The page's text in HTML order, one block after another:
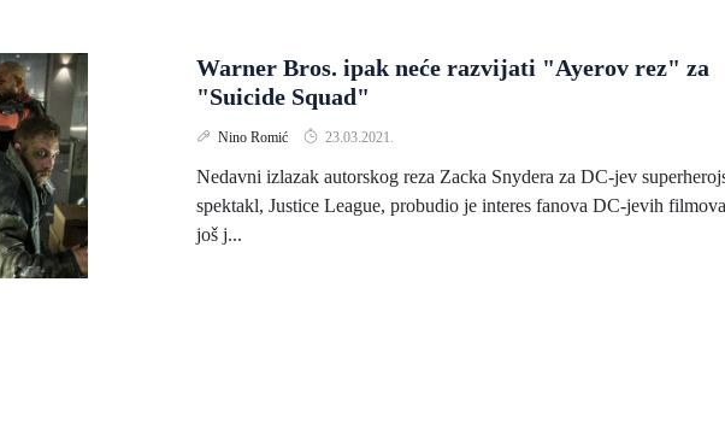
Warner Bros. ipak neće razvijati "Ayerov rez" za
"Suicide Squad"
Nino Romić 23.03.2021.
Nedavni izlazak autorskog reza Zacka Snydera za DC-jev
spektakl, Justice League, probudio je interes fanova DC-jevih
još j...